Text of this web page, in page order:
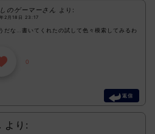
のゲーマーさん より:
2月18日 23:17
だな…書いてくれたの試して色々模索してみるわ
0
返信
より: